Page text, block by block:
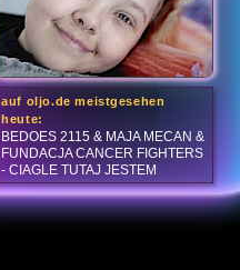
auf oljo.de meistgesehen
heute:
BEDOES 2115 & MAJA MECAN &
FUNDACJA CANCER FIGHTERS
- CIAGLE TUTAJ JESTEM